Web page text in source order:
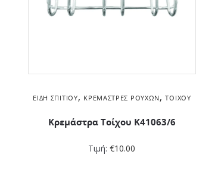
ΕΊΔΗ ΣΠΙΤΙΟΎ, ΚΡΕΜΆΣΤΡΕΣ ΡΟΎΧΩΝ,ΤΟΊΧΟΥ
Κρεμάστρα Τοίχου K41063/6
Τιμή:€10.00